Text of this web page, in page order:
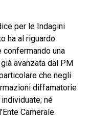
per le Indagini
ha al riguardo
confermando una
avanzata dal PM
che negli
diffamatorie
né
Camerale.